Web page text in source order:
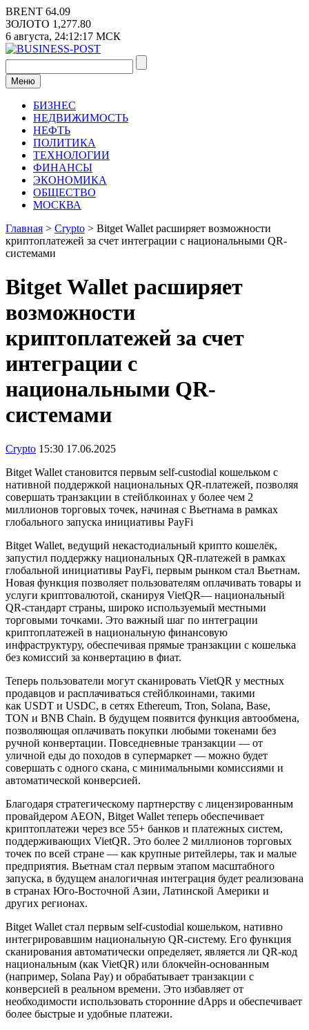
Перейти
к
содержимому
BRENT 64.09
ЗОЛОТО 1,277.80
6 августа, 24:12:18 МСК
Меню
БИЗНЕС
НЕДВИЖИМОСТЬ
НЕФТЬ
ПОЛИТИКА
ТЕХНОЛОГИИ
ФИНАНСЫ
ЭКОНОМИКА
ОБЩЕСТВО
МОСКВА
Главная > Crypto > Bitget Wallet расширяет возможности
криптоплатежей за счет интеграции с национальными QR-
системами
Bitget Wallet расширяет
возможности
криптоплатежей за счет
интеграции с
национальными QR-
системами
Crypto 15:30 17.06.2025
Bitget Wallet становится первым self-custodial кошельком с
нативной поддержкой национальных QR-платежей, позволяя
совершать транзакции в стейблкоинах у более чем 2
миллионов торговых точек, начиная с Вьетнама в рамках
глобального запуска инициативы PayFi
Bitget Wallet, ведущий некастодиальный крипто кошелёк,
запустил поддержку национальных QR-платежей в рамках
глобальной инициативы PayFi, первым рынком стал Вьетнам.
Новая функция позволяет пользователям оплачивать товары и
услуги криптовалютой, сканируя VietQR— национальный
QR-стандарт страны, широко используемый местными
торговыми точками. Это важный шаг по интеграции
криптоплатежей в национальную финансовую
инфраструктуру, обеспечивая прямые транзакции с кошелька
без комиссий за конвертацию в фиат.
Теперь пользователи могут сканировать VietQR у местных
продавцов и расплачиваться стейблкоинами, такими
как USDT и USDC, в сетях Ethereum, Tron, Solana, Base,
TON и BNB Chain. В будущем появится функция автообмена,
позволяющая оплачивать покупки любыми токенами без
ручной конвертации. Повседневные транзакции — от
уличной еды до походов в супермаркет — можно будет
совершать с одного скана, с минимальными комиссиями и
автоматической конверсией.
Благодаря стратегическому партнерству с лицензированным
провайдером AEON, Bitget Wallet теперь обеспечивает
криптоплатежи через все 55+ банков и платежных систем,
поддерживающих VietQR. Это более 2 миллионов торговых
точек по всей стране — как крупные ритейлеры, так и малые
предприятия. Вьетнам стал первым этапом масштабного
запуска, в будущем аналогичная интеграция будет реализована
в странах Юго-Восточной Азии, Латинской Америки и
других регионах.
Bitget Wallet стал первым self-custodial кошельком, нативно
интегрировавшим национальную QR-систему. Его функция
сканирования автоматически определяет, является ли QR-код
национальным (как VietQR) или блокчейн-основанным
(например, Solana Pay) и обрабатывает транзакции с
конверсией в реальном времени. Это избавляет от
необходимости использовать сторонние dApps и обеспечивает
более быстрые и удобные платежи.